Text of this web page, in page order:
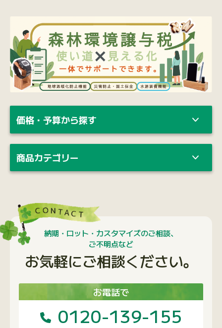
商品カテゴリー
納期・ロット・カスタマイズのご相談、
ご不明点など
お気軽にご相談ください。
携帯電話の方はこちらから
03-6453-0650
受付時間：月〜金 9：00〜18：00
メールで
問い合わせフォームへ